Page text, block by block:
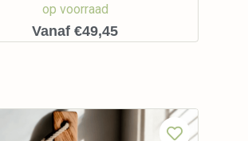
op voorraad
Vanaf €49,45